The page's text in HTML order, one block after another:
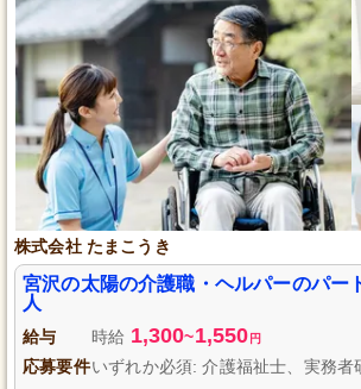
株式会社 たまこうき
宮沢の太陽の介護職・ヘルパーのパー
人
給与 時給 1,300~1,550 円
応募要件いずれか必須: 介護福祉士、実務者